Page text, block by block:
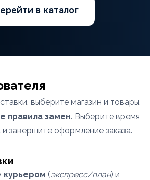
в каталог
выберите магазин и товары.
правила замен. Выберите время
завершите оформление заказа.
курьером (экспресс/план) и